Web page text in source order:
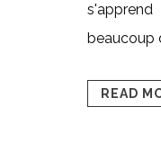
beaucoup
READ